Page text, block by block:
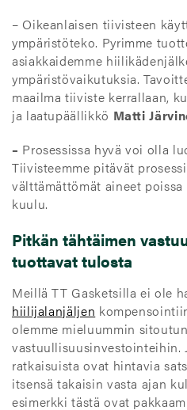
– Oikeanlaisen tiivisteen
ympäristöteko. Pyrimme
asiakkaidemme
ympäristövaikutuksia.
maailma tiiviste kerrallaan,
ja laatupäällikkö Matti
– Prosessissa hyvä voi olla
Tiivisteemme pitävät
välttämättömät aineet
kuulu.
Pitkän tähtäimen
tuottavat tulosta
Meillä TT Gasketsilla ei ole
hiilijalanjäljen
olemme mieluummin
vastuullisuusinvestointeihin.
ratkaisuista ovat hintavia
itsensä takaisin vasta ajan
esimerkki tästä ovat